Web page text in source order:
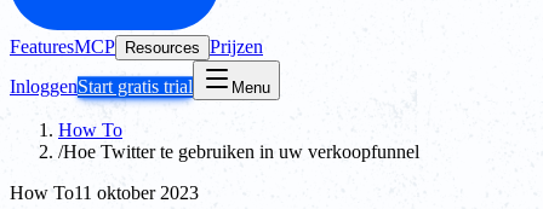
FeaturesMCP Resources Prijzen
InloggenStart gratis trial Menu
How To
/Hoe Twitter te gebruiken in uw verkoopfunnel
How To11 oktober 2023